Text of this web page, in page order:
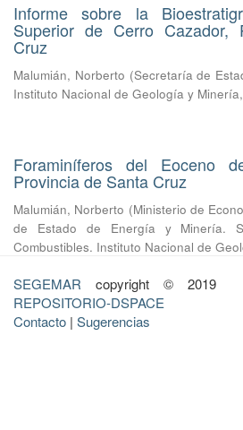
Informe sobre la
Superior de Cerro Cazador,
Cruz
Malumián, Norberto (Secretaría de
Instituto Nacional de Geología y Minería,
Foraminíferos del Eoceno
Provincia de Santa Cruz
Malumián, Norberto (Ministerio de
de Estado de Energía y Minería.
Combustibles. Instituto Nacional de
SEGEMAR copyright © 2019
REPOSITORIO-DSPACE
Contacto | Sugerencias